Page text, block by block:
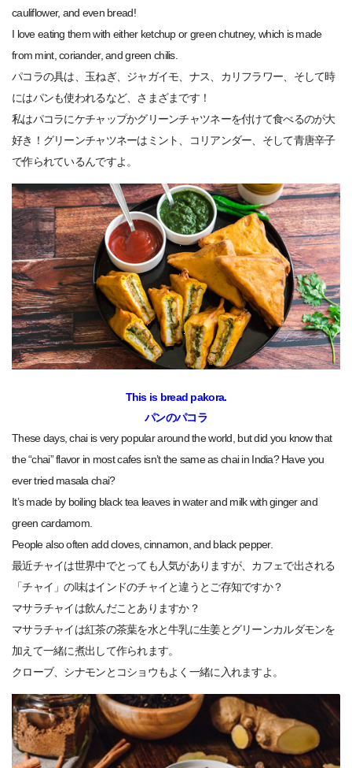
cauliflower, and even bread!
I love eating them with either ketchup or green chutney, which is made
from mint, coriander, and green chilis.
パコラの具は、玉ねぎ、ジャガイモ、ナス、カリフラワー、そして時
にはパンも使われるなど、さまざまです！
私はパコラにケチャップかグリーンチャツネーを付けて食べるのが大
好き！グリーンチャツネーはミント、コリアンダー、そして青唐辛子
で作られているんですよ。
This is bread pakora.
パンのパコラ
These days, chai is very popular around the world, but did you know that
the “chai” flavor in most cafes isn’t the same as chai in India? Have you
ever tried masala chai?
It’s made by boiling black tea leaves in water and milk with ginger and
green cardamom.
People also often add cloves, cinnamon, and black pepper.
最近チャイは世界中でとっても人気がありますが、カフェで出される
「チャイ」の味はインドのチャイと違うとご存知ですか？
マサラチャイは飲んだことありますか？
マサラチャイは紅茶の茶葉を水と牛乳に生姜とグリーンカルダモンを
加えて一緒に煮出して作られます。
クローブ、シナモンとコショウもよく一緒に入れますよ。